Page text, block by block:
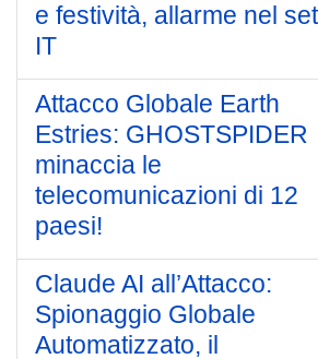
e festività, allarme nel
IT
Attacco Globale Earth
Estries: GHOSTSPIDER
minaccia le
telecomunicazioni di 12
paesi!
Claude AI all’Attacco:
Spionaggio Globale
Automatizzato, il